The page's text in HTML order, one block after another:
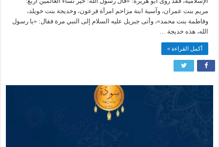
خديجة
خويلد
مغلقة
مريم بنت عمران، وآسية ابنة مزاحم امرأة فرعون، وخديجة بنت خويلد،
وفاطمة بنت محمد»، وأتى جبريل عليه السلام إلى النبي مرة فقال: «يا رسول
الله، هذه خديجة …
أكمل القراءة »